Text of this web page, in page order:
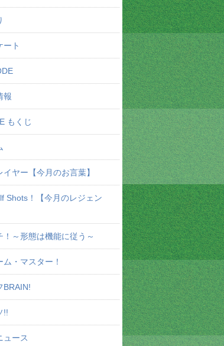
ート
報
もくじ
ヤー【今月のお言葉】
Shots！【今月のレジェン
！～形態は機能に従う～
・マスター！
BRAIN!
!!
ュース